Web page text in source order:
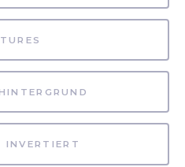
INVERTIERT